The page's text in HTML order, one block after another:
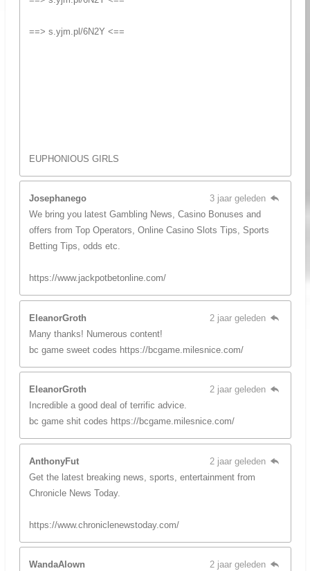
==> s.yjm.pl/6N2Y <==
EUPHONIOUS GIRLS
Josephanego
3 jaar geleden
We bring you latest Gambling News, Casino Bonuses and
offers from Top Operators, Online Casino Slots Tips, Sports
Betting Tips, odds etc.
https://www.jackpotbetonline.com/
EleanorGroth
2 jaar geleden
Many thanks! Numerous content!
bc game sweet codes https://bcgame.milesnice.com/
EleanorGroth
2 jaar geleden
Incredible a good deal of terrific advice.
bc game shit codes https://bcgame.milesnice.com/
AnthonyFut
2 jaar geleden
Get the latest breaking news, sports, entertainment from
Chronicle News Today.
https://www.chroniclenewstoday.com/
WandaAlown
2 jaar geleden